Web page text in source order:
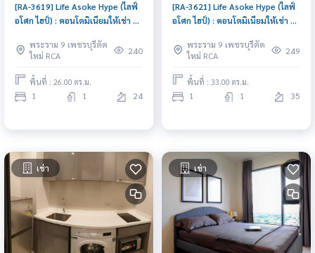
[RA-3619] Life Asoke Hype (ไลฟ์
อโศก ไฮป์) : คอนโดมิเนียมให้เช่า 1
เลยวันนี้พระราม 9 เพชรบุรีตัด
ใหม่ RCA
240
พื้นที่ : 26.00 ตร.ม.
1 1 24
[RA-3621] Life Asoke Hype (ไลฟ์
อโศก ไฮป์) : คอนโดมิเนียมให้เช่า 1
สบายพระราม 9 เพชรบุรีตัด
ใหม่ RCA
249
พื้นที่ : 33.00 ตร.ม.
1 1 35
เช่า เช่า